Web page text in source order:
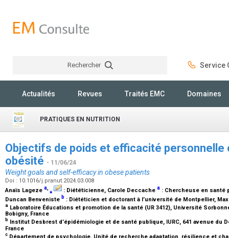
Rechercher Service
Actualités Revues Traités EMC Domaines
PRATIQUES EN NUTRITION
Objectifs de poids et efficacité personnelle
obésité - 11/06/24
Weight goals and self-efficacy in obese patients
Doi : 10.1016/j.pranut.2024.03.008
Anaïs Lageze a,⁎ : Diététicienne, Carole Deccache a : Chercheuse en santé
Duncan Benveniste b : Diététicien et doctorant à l’université de Montpellier,
a Laboratoire Éducations et promotion de la santé (UR 3412), Université
Bobigny, France
b Institut Desbrest d’épidémiologie et de santé publique, IURC, 641 avenue du
France
c Département de psychologie, Unité de recherche adaptation, résilience et